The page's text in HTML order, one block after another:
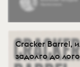
Cracker Barrel,
задолго до